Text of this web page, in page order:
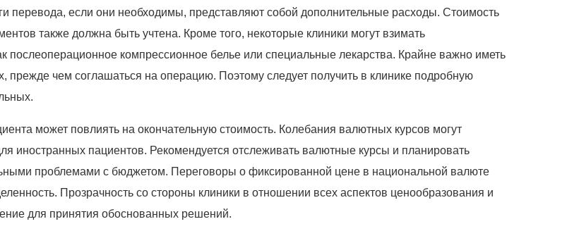
перевода, если они необходимы, представляют собой дополнительные расходы. Стоимость
также должна быть учтена. Кроме того, некоторые клиники могут взимать
послеоперационное компрессионное белье или специальные лекарства. Крайне важно иметь
прежде чем соглашаться на операцию. Поэтому следует получить в клинике подробную
может повлиять на окончательную стоимость. Колебания валютных курсов могут
иностранных пациентов. Рекомендуется отслеживать валютные курсы и планировать
проблемами с бюджетом. Переговоры о фиксированной цене в национальной валюте
Прозрачность со стороны клиники в отношении всех аспектов ценообразования и
для принятия обоснованных решений.